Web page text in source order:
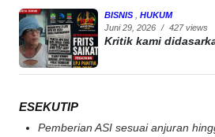
BISNIS
HUKUM
Juni 29, 2026 / 427 views
Kritik kami
ESEKUTIP
Pemberian ASI sesuai anjuran